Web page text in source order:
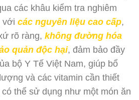
các khâu kiểm tra nghiêm
với các nguyên liệu cao cấp,
rõ ràng, không đường hóa
quản độc hại, đảm bảo đầy
bộ Y Tế Việt Nam, giúp bổ
và các vitamin cần thiết
thể sử dụng như một món ăn